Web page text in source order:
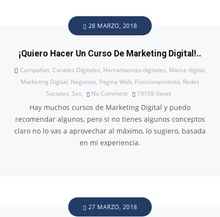
28 MARZO, 2018
¡Quiero Hacer Un Curso De Marketing Digital!..
Campañas, Canales Digitales, Herramientas digitales, Marca digital,
Marketing Digital, Negocios, Pagina Web, Posicionamiento, Redes
Sociales, Seo No Comment 19158 Views
Hay muchos cursos de Marketing Digital y puedo
recomendar algunos, pero si no tienes algunos conceptos
claro no lo vas a aprovechar al máximo, lo sugiero, basada
en mi experiencia.
27 MARZO, 2018